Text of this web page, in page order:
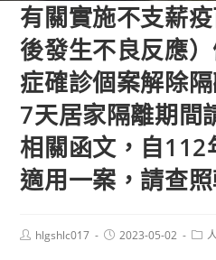
有關實施不支薪
後發生不良反應
症確診個案解除
7天居家隔離期間
相關函文，自
適用一案，請查
Posthlgshlc017
Post2023-05-02
Post